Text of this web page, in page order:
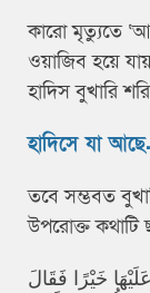
কারো মৃত্যুতে
ওয়াজিব হয়ে
হাদিস বুখারি
হাদিসে যা
তবে সম্ভবত
উপরোক্ত কথাটি
خَيْرًا فَقَالَ